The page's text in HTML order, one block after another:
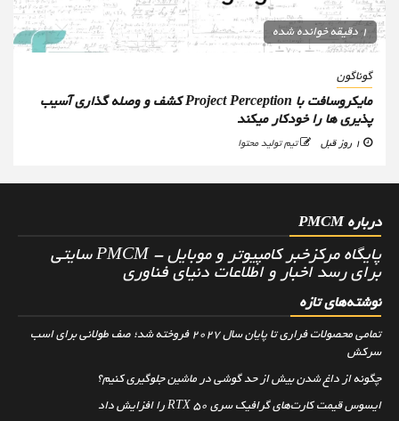
1 دقیقه خوانده شده
گوناگون
مایکروسافت با Project Perception کشف و وصله گذاری آسیب
پذیری ها را خودکار میکند
تیم تولید محتوا
درباره PMCM
پایگاه مرکزخبر کامپیوتر و موبایل - PMCM سایتی
برای رسد اخبار و اطلاعات دنیای فناوری
نوشته‌های تازه
تمامی محصولات فراری تا پایان سال ۲۰۲۷ فروخته شد؛ صف طولانی برای اسب
سرکش
چگونه از داغ شدن بیش از حد گوشی در ماشین جلوگیری کنیم؟
ایسوس قیمت کارت‌های گرافیک سری RTX 50 را افزایش داد